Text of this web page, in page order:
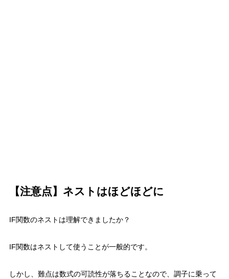
【注意点】ネストはほどほどに
IF関数のネストは理解できましたか？
IF関数はネストして使うことが一般的です。
しかし、 難点は数式の可読性が落ちることなので、調子に乗って